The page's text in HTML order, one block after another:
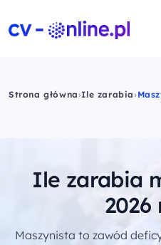
Strona główna›Ile zarabia›
Ile zarabia
2026
Maszynista to zawód